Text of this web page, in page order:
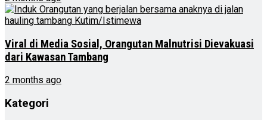
Viral di Media Sosial, Orangutan Malnutrisi Dievakuasi
dari Kawasan Tambang
2 months ago
Kategori